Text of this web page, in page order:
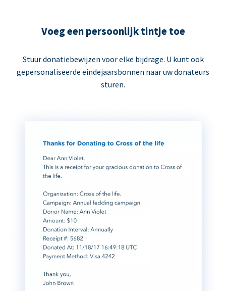
Voeg een persoonlijk tintje toe
Stuur donatiebewijzen voor elke bijdrage. U kunt ook
gepersonaliseerde eindejaarsbonnen naar uw donateurs
sturen.